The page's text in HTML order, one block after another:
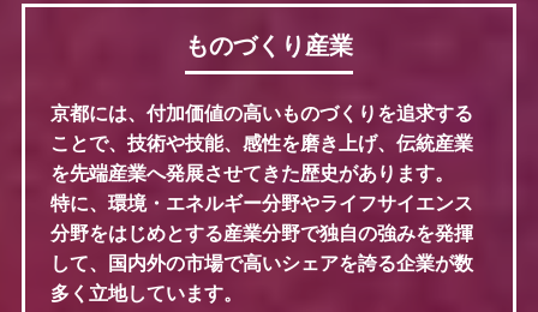
ものづくり産業
京都には、付加価値の高いものづくりを追求する
ことで、技術や技能、感性を磨き上げ、伝統産業
を先端産業へ発展させてきた歴史があります。
特に、環境・エネルギー分野やライフサイエンス
分野をはじめとする産業分野で独自の強みを発揮
して、国内外の市場で高いシェアを誇る企業が数
多く立地しています。